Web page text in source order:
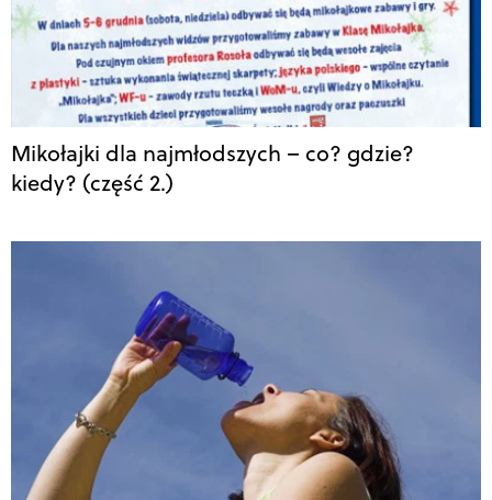
Mikołajki dla najmłodszych – co? gdzie?
kiedy? (część 2.)